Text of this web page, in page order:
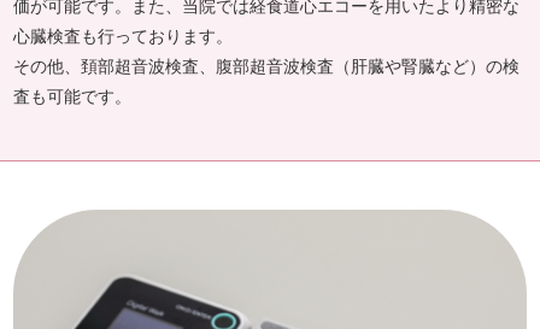
価が可能です。また、当院では経食道心エコーを用いたより精密な
心臓検査も行っております。
その他、頚部超音波検査、腹部超音波検査（肝臓や腎臓など）の検
査も可能です。